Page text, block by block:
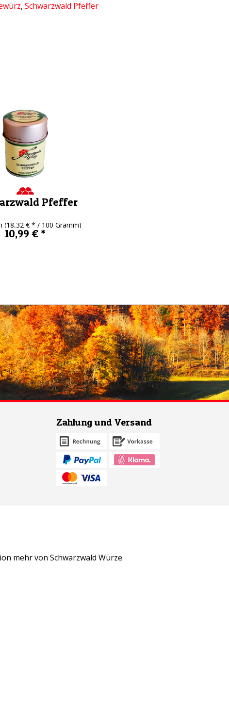
, Schwarzwald Pfeffer
Pfeffer
(18,32 € * / 100 Gramm)
10,99 € *
Zahlung und Versand
mehr von Schwarzwald Würze.